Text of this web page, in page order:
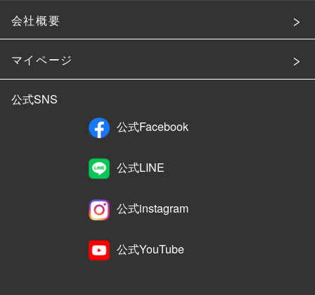
会社概要
マイページ
公式SNS
公式Facebook
公式LINE
公式instagram
公式YouTube